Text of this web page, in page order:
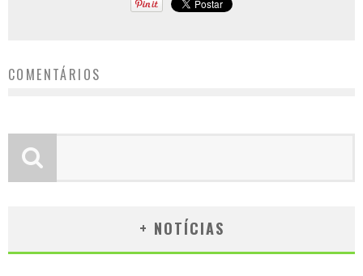
COMENTÁRIOS
+ NOTÍCIAS